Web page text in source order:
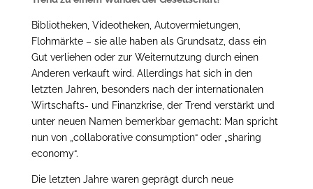
Bibliotheken, Videotheken, Autovermietungen,
Flohmärkte – sie alle haben als Grundsatz, dass ein
Gut verliehen oder zur Weiternutzung durch einen
Anderen verkauft wird. Allerdings hat sich in den
letzten Jahren, besonders nach der internationalen
Wirtschafts- und Finanzkrise, der Trend verstärkt und
unter neuen Namen bemerkbar gemacht: Man spricht
nun von „collaborative consumption“ oder „sharing
economy“.
Die letzten Jahre waren geprägt durch neue